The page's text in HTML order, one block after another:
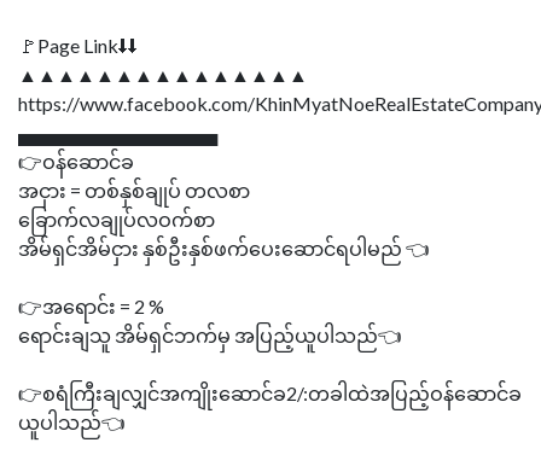
🚩Page Link⬇⬇
▲▲▲▲▲▲▲▲▲▲▲▲▲▲▲
https://www.facebook.com/
▄▄▄▄▄▄▄▄▄▄▄▄▄▄▄
👉ဝန်ဆောင်ခ
အငှား = တစ်နှစ်ချုပ် တလစာ
ခြောက်လချုပ်လဝက်စာ
အိမ်ရှင်အိမ်ငှား နှစ်ဦးနှစ်ဖက်ပေးဆောင်ရပါမည် 👈
👉အရောင်း = 2 %
ရောင်းချသူ အိမ်ရှင်ဘက်မှ အပြည့်ယူပါသည်👈
👉စရံကြီးချလျှင်အကျိုးဆောင်ခ2/:တခါထဲအပြည့်ဝန်ဆောင်ခ
ယူပါသည်👈